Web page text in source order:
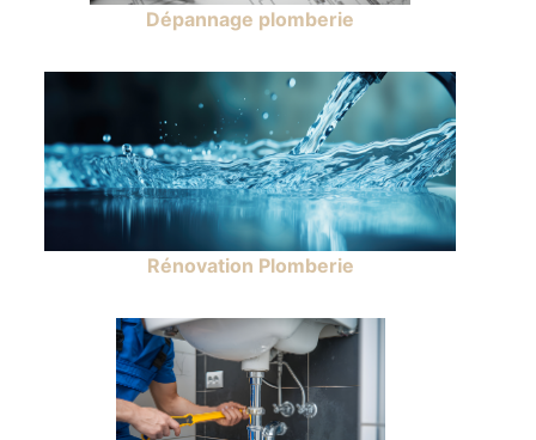
Dépannage plomberie
Rénovation Plomberie